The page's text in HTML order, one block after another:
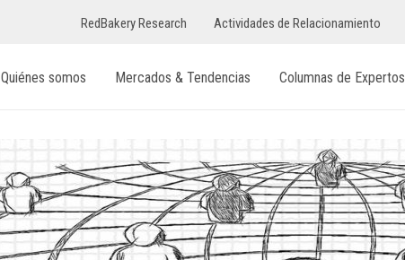
RedBakery Research Actividades de Relacionamiento
Quiénes somos Mercados & Tendencias Columnas de Expertos